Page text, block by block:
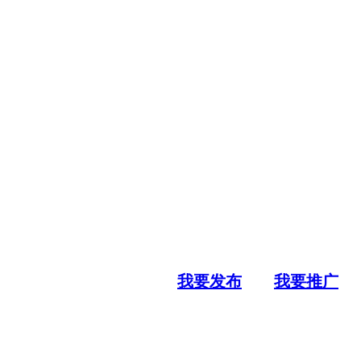
我要发布 我要推广